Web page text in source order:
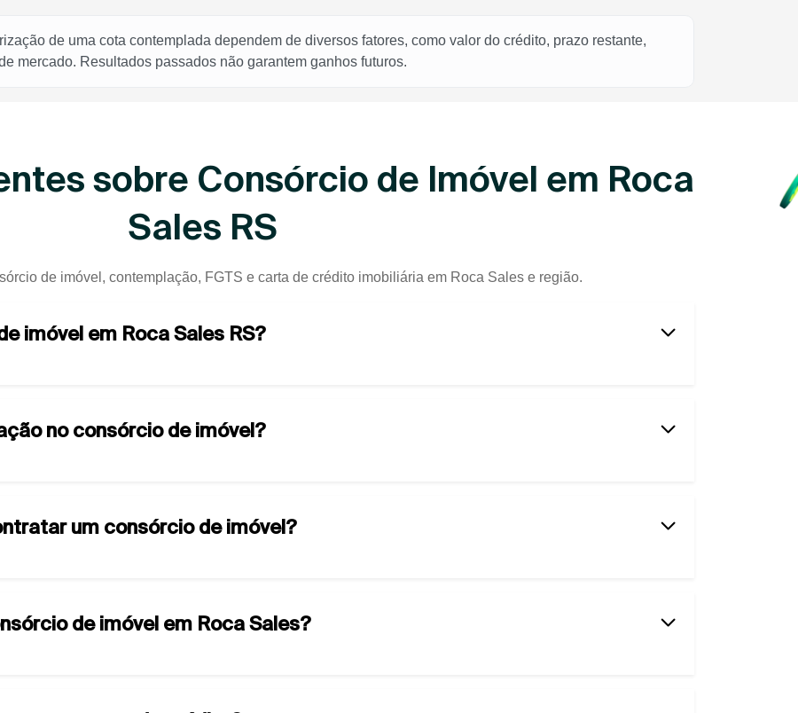
de uma cota contemplada dependem de diversos fatores, como valor do crédito, prazo restante,
mercado. Resultados passados não garantem ganhos futuros.
sobre Consórcio de Imóvel em Roca
Sales RS
de imóvel, contemplação, FGTS e carta de crédito imobiliária em Roca Sales e região.
imóvel em Roca Sales RS?
no consórcio de imóvel?
um consórcio de imóvel?
de imóvel em Roca Sales?